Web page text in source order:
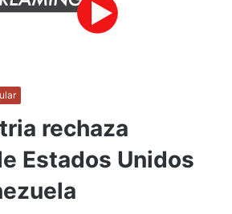
rechaza
Estados Unidos